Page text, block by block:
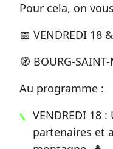
Pour cela, on
📅 VENDREDI 18
🧭 BOURG-
Au programme :
VENDREDI 18
partenaires et